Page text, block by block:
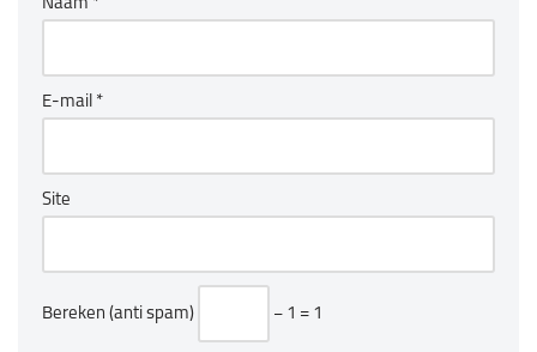
Naam *
E-mail *
Site
Bereken (anti spam) − 1 = 1